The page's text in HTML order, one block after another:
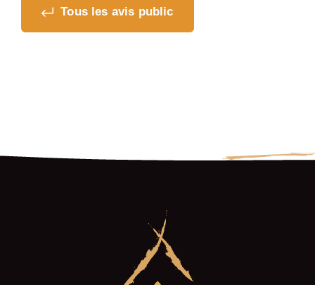
partager cette page?
Tous les avis public